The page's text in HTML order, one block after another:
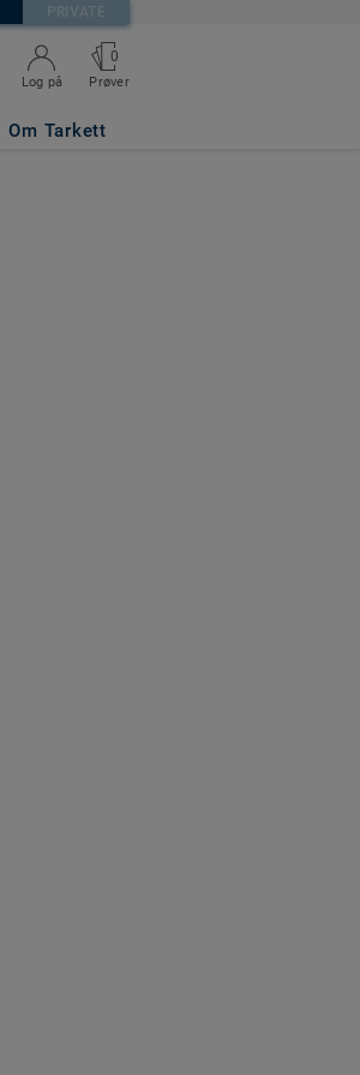
PRIVATE
Log på
0
Prøver
Om Tarkett